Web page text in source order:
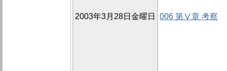
2003年3月28日金曜日 006 第Ⅴ章 考察